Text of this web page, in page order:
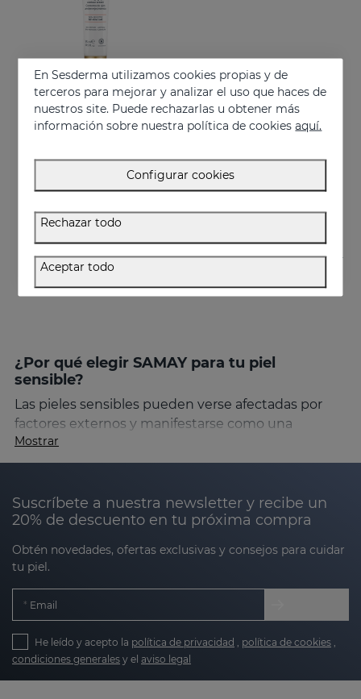
Añadir
SAMAY Contorno De Ojos
Contorno antiarrugas para pieles sensibles
¿Por qué elegir SAMAY para tu piel
sensible?
Las pieles sensibles pueden verse afectadas por
factores externos y manifestarse como una
reactividad cutánea, con alteración de la función
barrera y aparición de enrojecimiento. A medida
intensificarse, dificultando el uso de tratamientos
convencionales. La líneaSAMAYde Sesderma está
preocupaciones, proporcionando soluciones
efectivas sin comprometer la comodidad de tu piel.
Los productos
sensisomas, innovadores glicerosomas, elaborados
con glicerina, diseñados para actuar
Mostrar
Suscríbete a nuestra newsletter y recibe un
20% de descuento en tu próxima compra
Obtén novedades, ofertas exclusivas y consejos para cuidar
tu piel.
Email
He leído y acepto la política de privacidad política de cookies
condiciones generales y el aviso legal
En Sesderma utilizamos cookies propias y de
terceros para mejorar y analizar el uso que haces de
nuestros site. Puede rechazarlas u obtener más
información sobre nuestra política de cookiesaquí.
Configurar cookies
Rechazar todo
Aceptar todo